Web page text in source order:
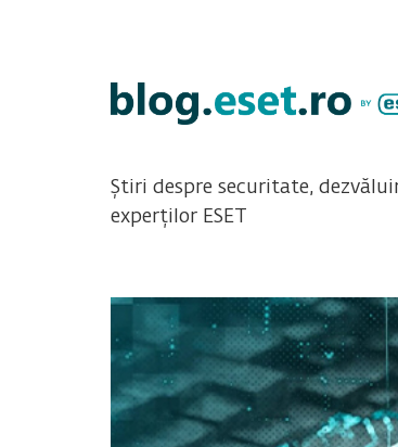
Știri despre securitate,
experților ESET